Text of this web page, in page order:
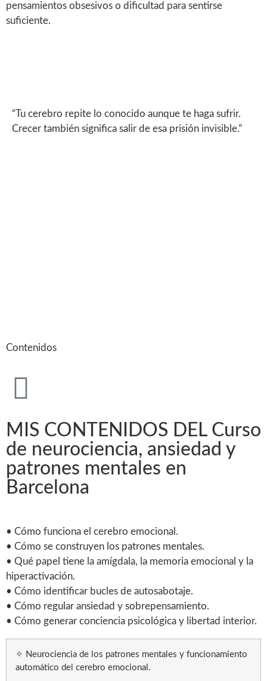
pensamientos obsesivos o dificultad para sentirse
suficiente.
“Tu cerebro repite lo conocido aunque te haga sufrir.
Crecer también significa salir de esa prisión invisible.”
Contenidos
MIS CONTENIDOS DEL Curso
de neurociencia, ansiedad y
patrones mentales en
Barcelona
• Cómo funciona el cerebro emocional.
• Cómo se construyen los patrones mentales.
• Qué papel tiene la amígdala, la memoria emocional y la
hiperactivación.
• Cómo identificar bucles de autosabotaje.
• Cómo regular ansiedad y sobrepensamiento.
• Cómo generar conciencia psicológica y libertad interior.
✧ Neurociencia de los patrones mentales y funcionamiento
automático del cerebro emocional.